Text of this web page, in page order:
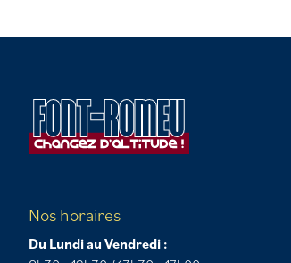
Nos horaires
Du Lundi au Vendredi :